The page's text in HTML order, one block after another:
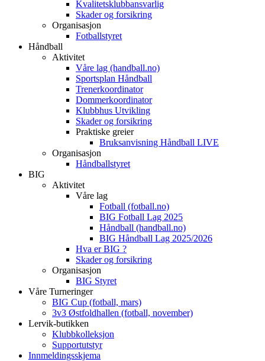
Kvalitetsklubbansvarlig
Skader og forsikring
Organisasjon
Fotballstyret
Håndball
Aktivitet
Våre lag (handball.no)
Sportsplan Håndball
Trenerkoordinator
Dommerkoordinator
Klubbhus Utvikling
Skader og forsikring
Praktiske greier
Bruksanvisning Håndball LIVE
Organisasjon
Håndballstyret
BIG
Aktivitet
Våre lag
Fotball (fotball.no)
BIG Fotball Lag 2025
Håndball (handball.no)
BIG Håndball Lag 2025/2026
Hva er BIG ?
Skader og forsikring
Organisasjon
BIG Styret
Våre Turneringer
BIG Cup (fotball, mars)
3v3 Østfoldhallen (fotball, november)
Lervik-butikken
Klubbkolleksjon
Supportutstyr
Innmeldingsskjema